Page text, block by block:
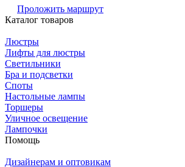
Проложить маршрут
Каталог товаров
Люстры
Лифты для люстры
Светильники
Бра и подсветки
Споты
Настольные лампы
Торшеры
Уличное освещение
Лампочки
Помощь
Дизайнерам и оптовикам